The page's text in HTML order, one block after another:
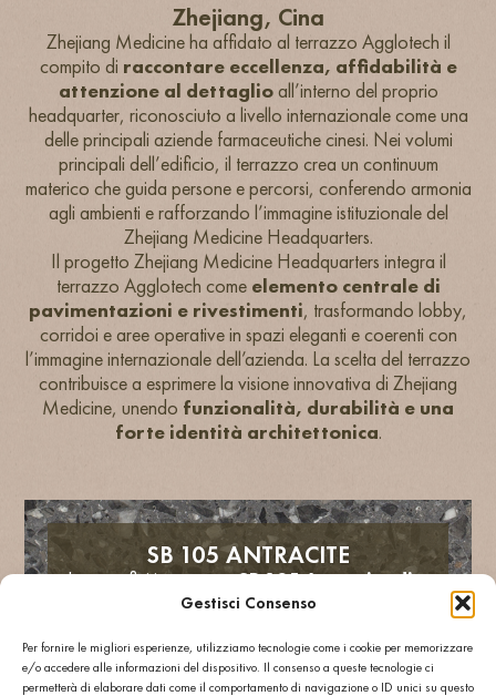
Gestisci Consenso
Per fornire le migliori esperienze, utilizziamo tecnologie come i cookie per memorizzare
e/o accedere alle informazioni del dispositivo. Il consenso a queste tecnologie ci
permetterà di elaborare dati come il comportamento di navigazione o ID unici su questo
Zhejiang, Cina
Zhejiang Medicine ha affidato al terrazzo Agglotech il
compito di raccontare eccellenza, affidabilità e
attenzione al dettaglioall’interno del proprio
headquarter, riconosciuto a livello internazionale come una
delle principali aziende farmaceutiche cinesi. Nei volumi
principali dell’edificio, il terrazzo crea un continuum
materico che guida persone e percorsi, conferendo armonia
agli ambienti e rafforzando l’immagine istituzionale del
Zhejiang Medicine Headquarters.
Il progetto Zhejiang Medicine Headquarters integra il
terrazzo Agglotech come elemento centrale di
pavimentazioni e rivestimenti, trasformando lobby,
corridoi e aree operative in spazi eleganti e coerenti con
l’immagine internazionale dell’azienda. La scelta del terrazzo
contribuisce a esprimere la visione innovativa di Zhejiang
Medicine, unendo funzionalità, durabilità e una
forte identità architettonica.
SB 105 ANTRACITE
Le superfici in terrazzoSB 105 Antracite di
definiscono pavimenti e rivestimenti
texture raffinata, caratterizzata da
tonalità neutre e granulati marmorei